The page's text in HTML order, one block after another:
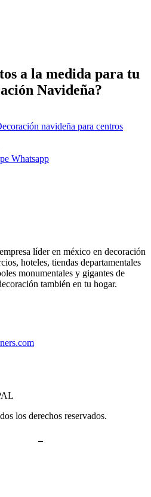
a la medida para tu
Navideña?
Whatsapp
líder en méxico en decoración
hoteles, tiendas departamentales
monumentales y gigantes de
también en tu hogar.
los derechos reservados.